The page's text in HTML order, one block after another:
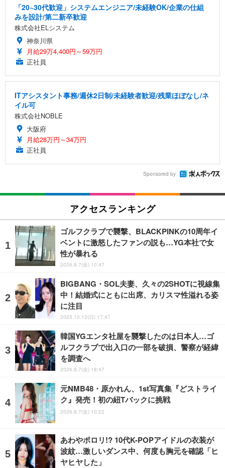
「20~30代歓迎」システムエンジニア/未経験OK/企業の仕組
みを設計/第二新卒歓迎
株式会社ELシステム
神奈川県
月給29万4,400円～59万円
正社員
ITアシスタント事務/週休2日制/未経験者歓迎/残業ほぼなし/ネ
イル可
株式会社NOBLE
大阪府
月給28万円～34万円
正社員
Sponsored by
アクセスランキング
ゴルフクラブで襲撃、BLACKPINKの10周年イ
ベントに激怒したファンの説も…YG本社で女
性が暴れる
2026.8.7(金) 10:47
BIGBANG・SOL夫妻、久々の2SHOTに視線集
中！結婚式にともに出席、カリスマ性溢れる姿
に注目
2025.10.12(日) 17:47
韓国YGエンタ社屋を襲撃したのは日本人…ゴ
ルフクラブで出入口の一部を破損、警察が経緯
を調査へ
2026.8.7(金) 18:47
元NMB48・原かれん、1st写真集『どストライ
ク』発売！初の紐Tバックに挑戦
2026.8.7(金) 10:22
あわやポロリ!? 10代K-POPアイドルの衣装が
波紋…激しいダンス中、何度も胸元を確認「ヒ
ヤヒヤした」